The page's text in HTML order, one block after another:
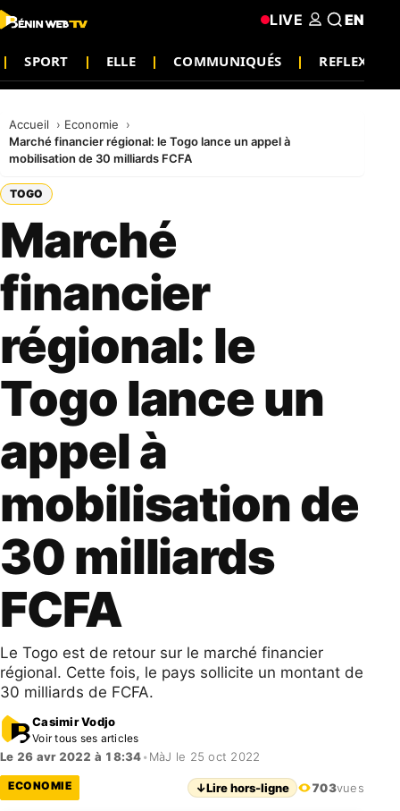
SPORT ELLE COMMUNIQUÉS REFLEXION
LIVE EN
Accueil
Economie
Marché financier régional: le Togo lance un appel à
mobilisation de 30 milliards FCFA
TOGO
Marché
financier
régional: le
Togo lance un
appel à
mobilisation de
30 milliards
FCFA
Le Togo est de retour sur le marché financier
régional. Cette fois, le pays sollicite un montant de
30 milliards de FCFA.
Casimir Vodjo
Voir tous ses articles
Le 26 avr 2022 à 18:34• MàJ le 25 oct 2022
ECONOMIE ↓Lire hors-ligne 703vues